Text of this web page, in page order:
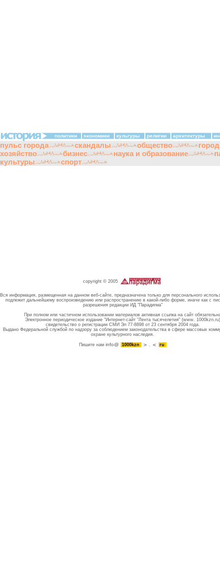
политики экономики культуры религии архитектуры
пульс города скандалы общество
хозяйство
бизнес наука и образование
культуры
спорт
copyright © 2005
Вся информация, размещенная на данном веб-сайте, предназначена только для персонального
подлежит дальнейшему воспроизведению или распространению в какой-либо форме, иначе как с
разрешения редакции ИД "Парадигма"
При полном или частичном использовании материалов активная ссылка на сайт
Электронное периодическое издание "Интернет-сайт "Лента тысячелетия" (www. 1000kzn.ru)
свидетельство о регистрации СМИ Эл 77-8898 от 23 сентября 2004 года.
Выдано Федеральной службой по надзору за соблюдением законодательства в сфере массовых
охране культурного наследия.
Пишите намinfo@ 1000kzn . ru